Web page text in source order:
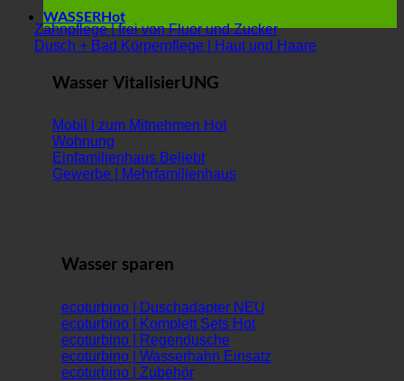
Zahnpflege | frei von Fluor und Zucker
Dusch + Bad Körperpflege | Haut und Haare
WASSER
Wasser VitalisierUNG
Mobil | zum Mitnehmen
Wohnung
Einfamilienhaus
Gewerbe | Mehrfamilienhaus
Wasser sparen
ecoturbino | Duschadapter
ecoturbino | Komplett Sets
ecoturbino | Regendusche
ecoturbino | Wasserhahn Einsatz
ecoturbino | Zubehör